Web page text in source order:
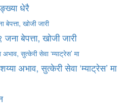
धेरै
बेपत्ता, खोजी जारी
अभाव, सुत्केरी सेवा ‘म्याट्रेस’ मा